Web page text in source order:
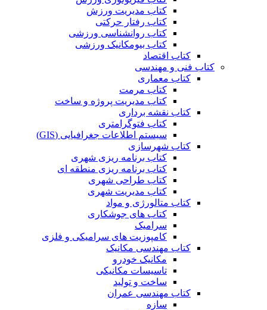
کتاب مدیریت ورزش
کتاب رفتار حرکتی
کتاب روانشناسی ورزشی
کتاب بیومکانیک ورزشی
کتاب اقتصاد
کتاب فنی و مهندسی
کتاب معماری
کتاب مرمت
کتاب مدیریت پروژه و ساخت
کتاب نقشه برداری
کتاب فتوگرامتری
سیستم اطلاعات جغرافیایی (GIS)
کتاب شهرسازی
کتاب برنامه ریزی شهری
کتاب برنامه ریزی منطقه ای
کتاب طراحی شهری
کتاب مدیریت شهری
کتاب متالورژی و مواد
کتاب های جوشکاری
سرامیک
کامپوزیت های سرامیکی و فلزی
کتاب مهندسی مکانیک
مکانیک خودرو
تاسیسات مکانیکی
ساخت و تولید
کتاب مهندسی عمران
سازه